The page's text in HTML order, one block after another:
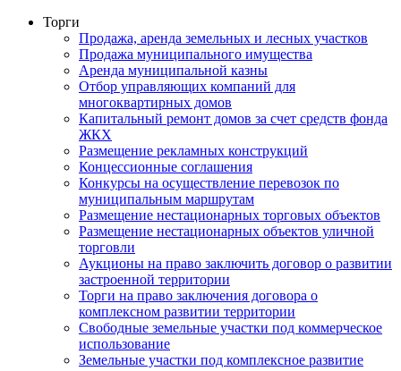
Торги
Продажа, аренда земельных и лесных участков
Продажа муниципального имущества
Аренда муниципальной казны
Отбор управляющих компаний для
многоквартирных домов
Капитальный ремонт домов за счет средств фонда
ЖКХ
Размещение рекламных конструкций
Концессионные соглашения
Конкурсы на осуществление перевозок по
муниципальным маршрутам
Размещение нестационарных торговых объектов
Размещение нестационарных объектов уличной
торговли
Аукционы на право заключить договор о развитии
застроенной территории
Торги на право заключения договора о
комплексном развитии территории
Свободные земельные участки под коммерческое
использование
Земельные участки под комплексное развитие